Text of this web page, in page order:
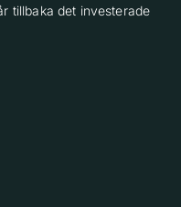
tillbaka det investerade